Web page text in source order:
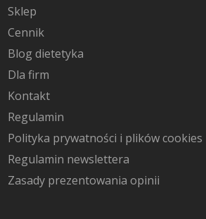
Sklep
Cennik
Blog dietetyka
Dla firm
Kontakt
Regulamin
Polityka prywatności i plików cookies
Regulamin newslettera
Zasady prezentowania opinii